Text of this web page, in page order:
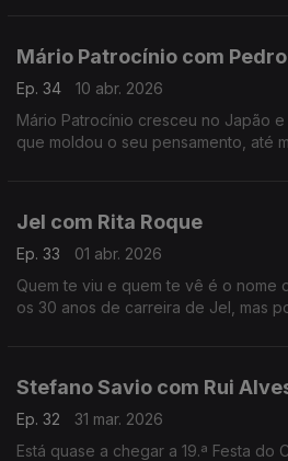
Mário Patrocínio com
Ep. 34
10 abr. 2026
Mário Patrocínio cresceu no Japão
que moldou o seu pensamento, até
Jel com Rita Roque
Ep. 33
01 abr. 2026
Quem te viu e quem te vê é o nome
os 30 anos de carreira de Jel, mas
Stefano Savio com Rui
Ep. 32
31 mar. 2026
Está quase a chegar a 19.ª Festa do